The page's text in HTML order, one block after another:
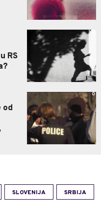
RS
od
0
SLOVENIJA SRBIJA